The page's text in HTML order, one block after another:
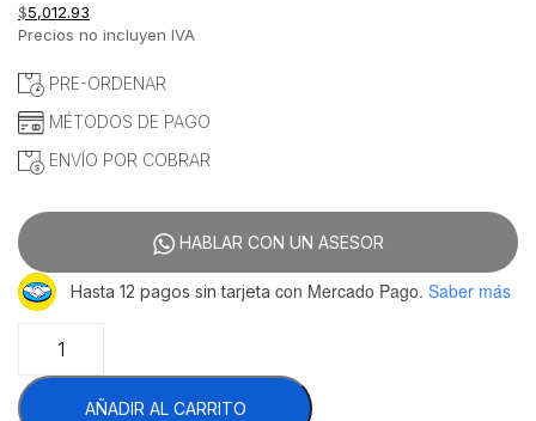
$5,012.93
Precios no incluyen IVA
PRE-ORDENAR
MÉTODOS DE PAGO
ENVÍO POR COBRAR
HABLAR CON UN ASESOR
Hasta 12 pagos sin tarjeta con Mercado Pago. Saber más
WTM-
Wafflera
AÑADIR AL CARRITO